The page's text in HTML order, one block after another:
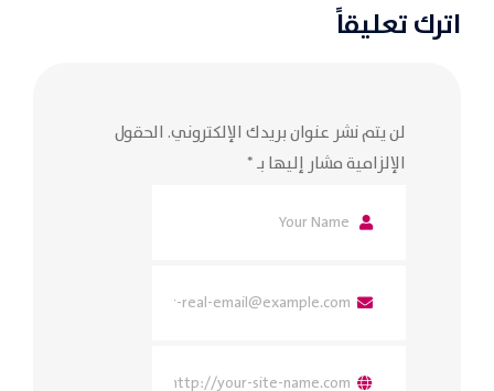
اترك تعليقاً
لن يتم نشر عنوان بريدك الإلكتروني. الحقول
الإلزامية مشار إليها بـ*